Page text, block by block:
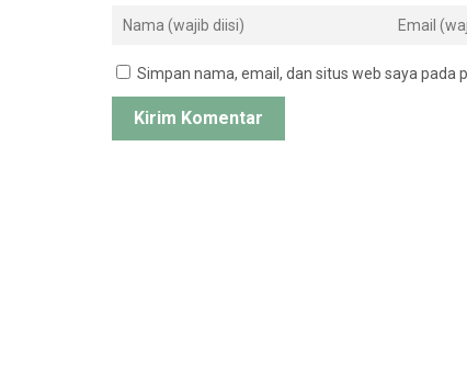
Simpan nama, email, dan situs web saya pada